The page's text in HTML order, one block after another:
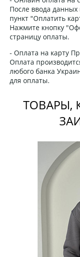
После ввода
пункт "Оплатить
Нажмите кнопку
страницу оплаты.
- Оплата на карту
Оплата
любого банка
для оплаты.
ТОВАРЫ,